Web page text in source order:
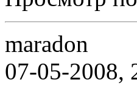
maradon
07-05-2008,